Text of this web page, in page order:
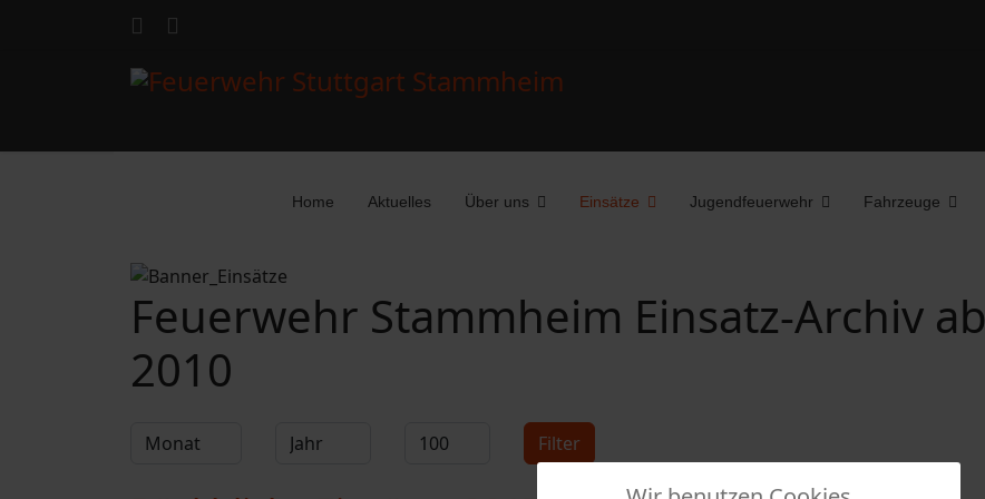
Home Aktuelles Über uns Einsätze Jugendfeuerwehr Fahrzeuge
Feuerwehr Stammheim Einsatz-Archiv ab
2010
Filter
Monat Jahr Anzeige # Filter